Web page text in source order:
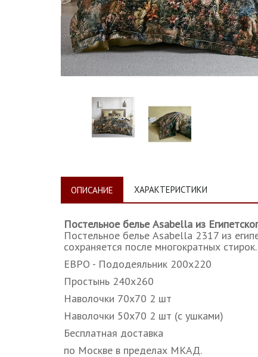
ОПИСАНИЕ ХАРАКТЕРИСТИКИ
Постельное белье Asabella из
Постельное белье Asabella 2317 из
сохраняется после многократных стирок.
ЕВРО - Пододеяльник 200х220
Простынь 240х260
Наволочки 70х70 2 шт
Наволочки 50х70 2 шт (с ушками)
Бесплатная доставка
по Москве в пределах МКАД.